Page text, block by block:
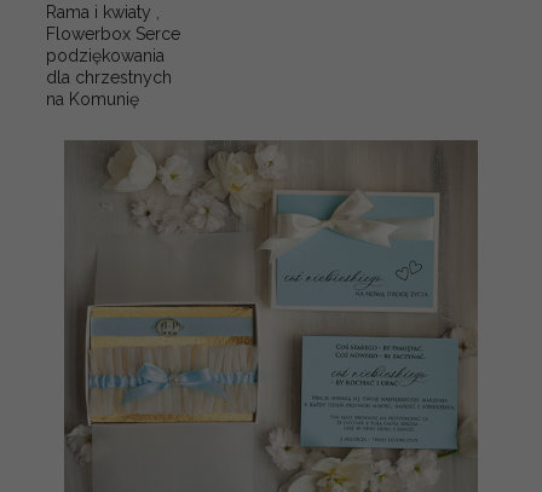
Rama i kwiaty ,
Flowerbox Serce
podziękowania
dla chrzestnych
na Komunię